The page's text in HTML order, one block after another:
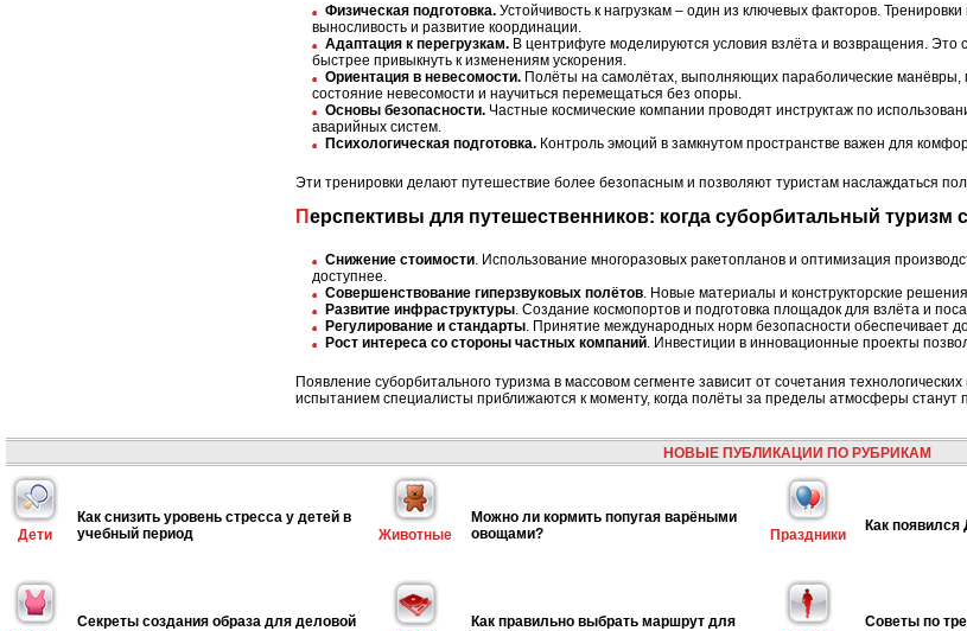
Физическая подготовка. Устойчивость к нагрузкам – один из ключевых факторов.
выносливость и развитие координации.
Адаптация к перегрузкам. В центрифуге моделируются условия взлёта и возвращения. Это
быстрее привыкнуть к изменениям ускорения.
Ориентация в невесомости. Полёты на самолётах, выполняющих параболические манёвры,
состояние невесомости и научиться перемещаться без опоры.
Основы безопасности. Частные космические компании проводят инструктаж по
аварийных систем.
Психологическая подготовка. Контроль эмоций в замкнутом пространстве важен для
Эти тренировки делают путешествие более безопасным и позволяют туристам наслаждаться
Перспективы для путешественников: когда суборбитальный туризм
Снижение стоимости. Использование многоразовых ракетопланов и оптимизация
доступнее.
Совершенствование гиперзвуковых полётов. Новые материалы и конструкторские
Развитие инфраструктуры. Создание космопортов и подготовка площадок для взлёта и
Регулирование и стандарты. Принятие международных норм безопасности обеспечивает
Рост интереса со стороны частных компаний. Инвестиции в инновационные проекты
Появление суборбитального туризма в массовом сегменте зависит от сочетания
испытанием специалисты приближаются к моменту, когда полёты за пределы атмосферы
НОВЫЕ ПУБЛИКАЦИИ ПО РУБРИКАМ
Дети
Как снизить уровень стресса у детей в
учебный период
Животные
Можно ли кормить попугая варёными
овощами?
Праздники
Как появился
Секреты создания образа для деловой
Как правильно выбрать маршрут для
Советы по